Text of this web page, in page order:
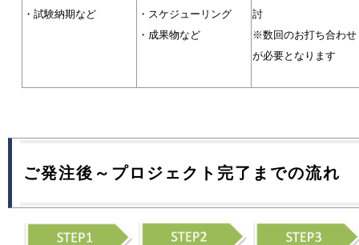
・試験納期など
・スケジューリング
・成果物など
討
※数回のお打ち合わせ
が必要となります
ご発注後～プロジェクト完了までの流れ